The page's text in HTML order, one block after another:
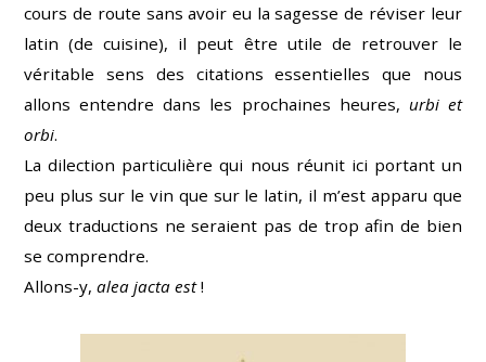
cours de route sans avoir eu la sagesse de réviser leur
latin (de cuisine), il peut être utile de retrouver le
véritable sens des citations essentielles que nous
allons entendre dans les prochaines heures, urbi et
orbi.
La dilection particulière qui nous réunit ici portant un
peu plus sur le vin que sur le latin, il m’est apparu que
deux traductions ne seraient pas de trop afin de bien
se comprendre.
Allons-y,alea jacta est!